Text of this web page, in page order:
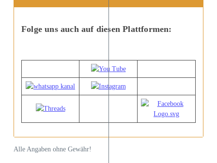
Folge uns auch auf diesen Plattformen:
Alle Angaben ohne Gewähr!